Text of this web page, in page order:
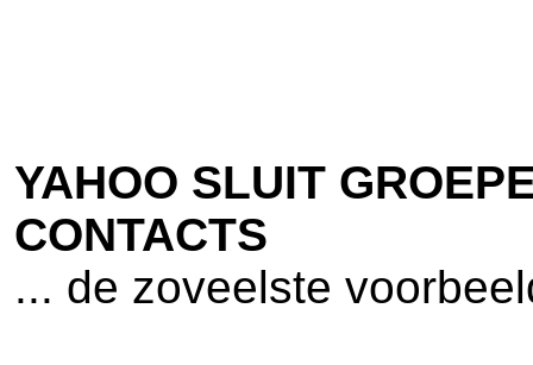
YAHOO SLUIT
CONTACTS
... de zoveelste